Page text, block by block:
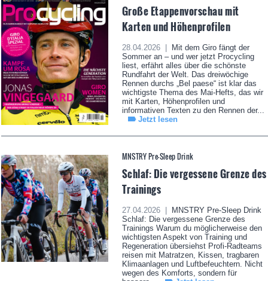
Große Etappenvorschau mit
Karten und Höhenprofilen
28.04.2026 |
Mit dem Giro fängt der
Sommer an – und wer jetzt Procycling
liest, erfährt alles über die schönste
Rundfahrt der Welt. Das dreiwöchige
Rennen durchs „Bel paese“ ist klar das
wichtigste Thema des Mai-Hefts, das wir
mit Karten, Höhenprofilen und
informativen Texten zu den Rennen der...
Jetzt lesen
MNSTRY Pre-Sleep Drink
Schlaf: Die vergessene Grenze des
Trainings
27.04.2026 |
MNSTRY Pre-Sleep Drink
Schlaf: Die vergessene Grenze des
Trainings Warum du möglicherweise den
wichtigsten Aspekt von Training und
Regeneration übersiehst Profi-Radteams
reisen mit Matratzen, Kissen, tragbaren
Klimaanlagen und Luftbefeuchtern. Nicht
wegen des Komforts, sondern für